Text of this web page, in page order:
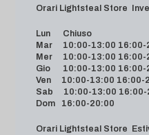
Orari Lightsteal
Lun Chiuso
Mar 10:00-13:00 16:00-
Mer 10:00-13:00 16:00-
Gio 10:00-13:00 16:00-
Ven 10:00-13:00 16:00-
Sab 10:00-13:00 16:00-
Dom 16:00-20:00
Orari